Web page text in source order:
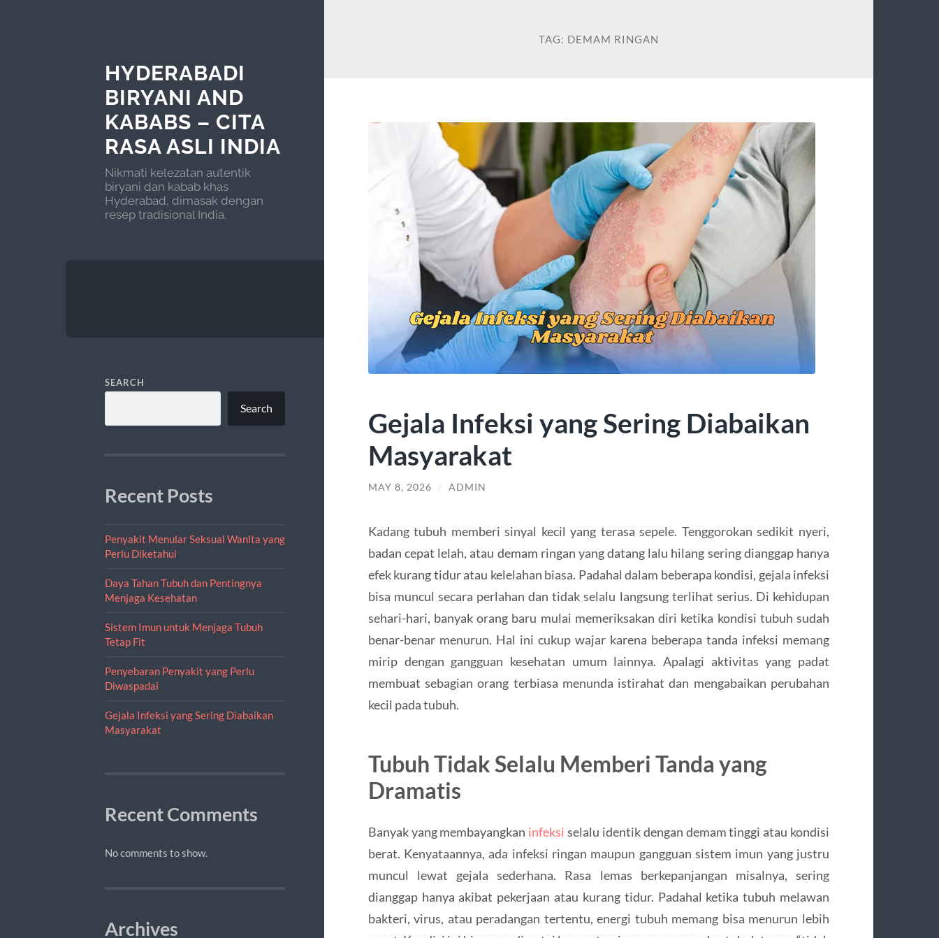
HYDERABADI
BIRYANI AND
KABABS – CITA
RASA ASLI INDIA
Nikmati kelezatan autentik
biryani dan kabab khas
Hyderabad, dimasak dengan
resep tradisional India.
SEARCH
Search
Recent Posts
Penyakit Menular Seksual Wanita yang
Perlu Diketahui
Daya Tahan Tubuh dan Pentingnya
Menjaga Kesehatan
Sistem Imun untuk Menjaga Tubuh
Tetap Fit
Penyebaran Penyakit yang Perlu
Diwaspadai
Gejala Infeksi yang Sering Diabaikan
Masyarakat
Recent Comments
No comments to show.
Archives
TAG: DEMAM RINGAN
Gejala Infeksi yang Sering Diabaikan
Masyarakat
MAY 8, 2026 / ADMIN
Kadang tubuh memberi sinyal kecil yang terasa sepele. Tenggorokan sedikit nyeri,
badan cepat lelah, atau demam ringan yang datang lalu hilang sering dianggap hanya
efek kurang tidur atau kelelahan biasa. Padahal dalam beberapa kondisi, gejala infeksi
bisa muncul secara perlahan dan tidak selalu langsung terlihat serius. Di kehidupan
sehari-hari, banyak orang baru mulai memeriksakan diri ketika kondisi tubuh sudah
benar-benar menurun. Hal ini cukup wajar karena beberapa tanda infeksi memang
mirip dengan gangguan kesehatan umum lainnya. Apalagi aktivitas yang padat
membuat sebagian orang terbiasa menunda istirahat dan mengabaikan perubahan
kecil pada tubuh.
Tubuh Tidak Selalu Memberi Tanda yang
Dramatis
Banyak yang membayangkan infeksi selalu identik dengan demam tinggi atau kondisi
berat. Kenyataannya, ada infeksi ringan maupun gangguan sistem imun yang justru
muncul lewat gejala sederhana. Rasa lemas berkepanjangan misalnya, sering
dianggap hanya akibat pekerjaan atau kurang tidur. Padahal ketika tubuh melawan
bakteri, virus, atau peradangan tertentu, energi tubuh memang bisa menurun lebih